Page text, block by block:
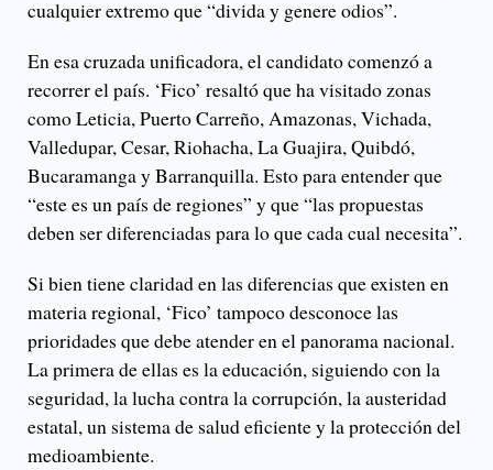
cualquier extremo que “divida y genere odios”.
En esa cruzada unificadora, el candidato comenzó a
recorrer el país. ‘Fico’ resaltó que ha visitado zonas
como Leticia, Puerto Carreño, Amazonas, Vichada,
Valledupar, Cesar, Riohacha, La Guajira, Quibdó,
Bucaramanga y Barranquilla. Esto para entender que
“este es un país de regiones” y que “las propuestas
deben ser diferenciadas para lo que cada cual necesita”.
Si bien tiene claridad en las diferencias que existen en
materia regional, ‘Fico’ tampoco desconoce las
prioridades que debe atender en el panorama nacional.
La primera de ellas es la educación, siguiendo con la
seguridad, la lucha contra la corrupción, la austeridad
estatal, un sistema de salud eficiente y la protección del
medioambiente.